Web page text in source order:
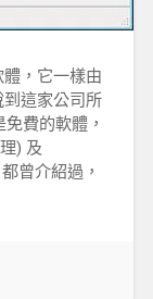
，它一樣由
這家公司所
費的軟體，
) 及
曾介紹過，